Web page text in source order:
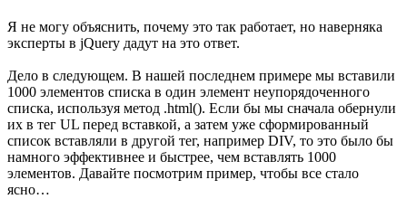
Я не могу объяснить, почему это так работает, но наверняка
эксперты в jQuery дадут на это ответ.
Дело в следующем. В нашей последнем примере мы вставили
1000 элементов списка в один элемент неупорядоченного
списка, используя метод .html(). Если бы мы сначала обернули
их в тег UL перед вставкой, а затем уже сформированный
список вставляли в другой тег, например DIV, то это было бы
намного эффективнее и быстрее, чем вставлять 1000
элементов. Давайте посмотрим пример, чтобы все стало
ясно…